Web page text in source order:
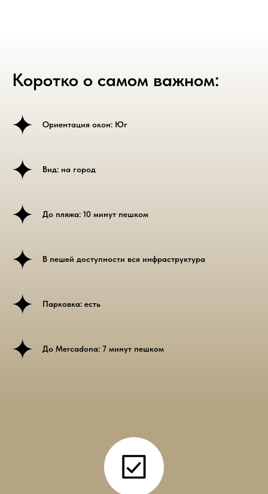
Коротко о самом важном:
Ориентация окон: Юг
Вид: на город
До пляжа: 10 минут пешком
В пешей доступности вся инфраструктура
Парковка: есть
До Mercadona: 7 минут пешком